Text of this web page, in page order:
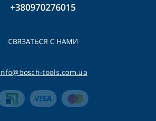
+380970276015
СВЯЗАТЬСЯ С НАМИ
tools.com.ua